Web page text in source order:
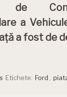
de
a
a fost de
Etichete: Ford